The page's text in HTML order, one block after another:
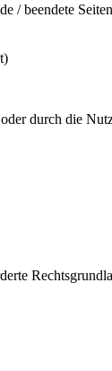
/ beendete
durch die